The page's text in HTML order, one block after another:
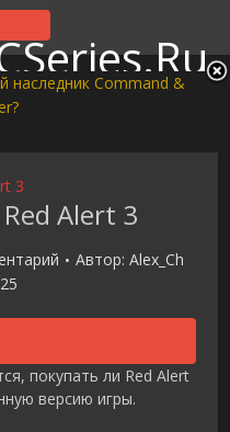
3
Alert 3
Автор: Alex_Ch
25
покупать ли Red Alert
версию игры.